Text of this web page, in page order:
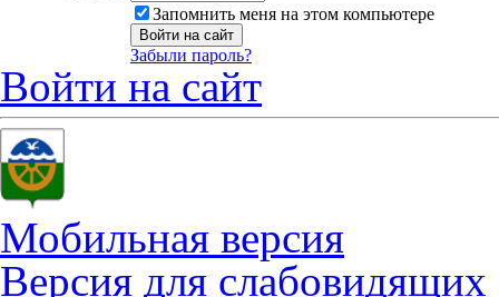
Запомнить меня на этом компьютере
Забыли пароль?
Войти на сайт
Мобильная версия
Версия для слабовидящих